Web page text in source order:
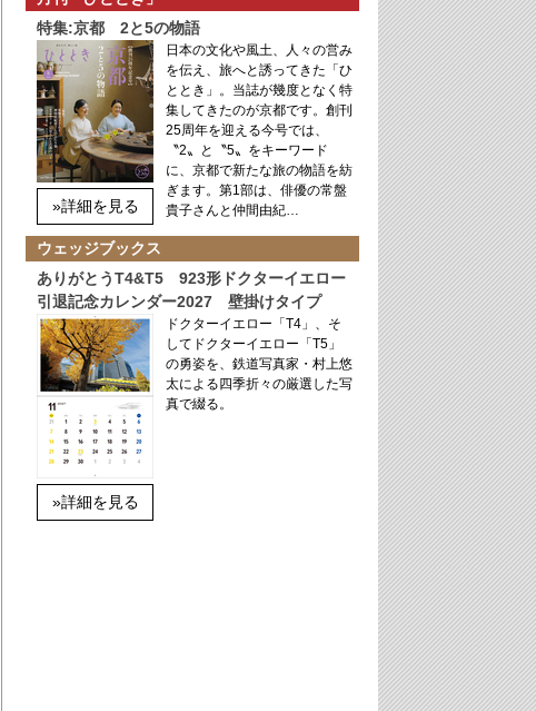
特集:京都 2と5の物語
»詳細を見る
日本の文化や風土、人々の営み
を伝え、旅へと誘ってきた「ひ
ととき」。当誌が幾度となく特
集してきたのが京都です。創刊
25周年を迎える今号では、
〝2〟と〝5〟をキーワード
に、京都で新たな旅の物語を紡
ぎます。第1部は、俳優の常盤
貴子さんと仲間由紀…
ウェッジブックス
ありがとうT4&T5 923形ドクターイエロー
引退記念カレンダー2027 壁掛けタイプ
»詳細を見る
ドクターイエロー「T4」、そ
してドクターイエロー「T5」
の勇姿を、鉄道写真家・村上悠
太による四季折々の厳選した写
真で綴る。